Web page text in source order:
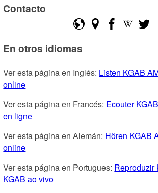
Contacto
En otros idiomas
Ver esta página en Inglés: Listen KGAB
online
Ver esta página en Francés: Ecouter
en ligne
Ver esta página en Alemán: Hören KGAB
online
Ver esta página en Portugues: Reproduzir
KGAB ao vivo